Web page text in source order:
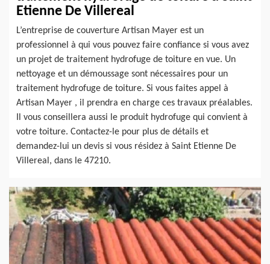
Etienne De Villereal
L’entreprise de couverture Artisan Mayer est un
professionnel à qui vous pouvez faire confiance si vous avez
un projet de traitement hydrofuge de toiture en vue. Un
nettoyage et un démoussage sont nécessaires pour un
traitement hydrofuge de toiture. Si vous faites appel à
Artisan Mayer , il prendra en charge ces travaux préalables.
Il vous conseillera aussi le produit hydrofuge qui convient à
votre toiture. Contactez-le pour plus de détails et
demandez-lui un devis si vous résidez à Saint Etienne De
Villereal, dans le 47210.